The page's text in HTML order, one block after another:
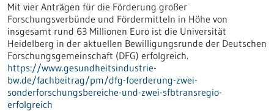
Mit vier Anträgen für die Förderung großer
Forschungsverbünde und Fördermitteln in Höhe von
insgesamt rund 63 Millionen Euro ist die Universität
Heidelberg in der aktuellen Bewilligungsrunde der Deutschen
Forschungsgemeinschaft (DFG) erfolgreich.
https://www.gesundheitsindustrie-
bw.de/fachbeitrag/pm/dfg-foerderung-zwei-
sonderforschungsbereiche-und-zwei-sfbtransregio-
erfolgreich